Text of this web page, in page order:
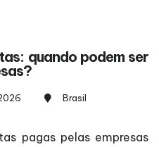
quando podem ser
Brasil
pagas pelas empresas